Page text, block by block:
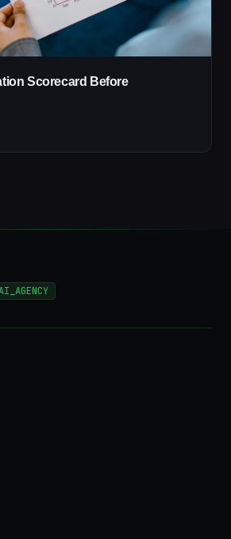
Scorecard Before